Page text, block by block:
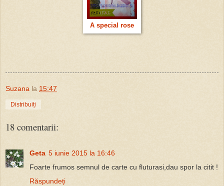
A special rose
Suzana la 15:47
Distribuiți
18 comentarii:
Geta 5 iunie 2015 la 16:46
Foarte frumos semnul de carte cu fluturasi,dau spor la citit !
Răspundeți